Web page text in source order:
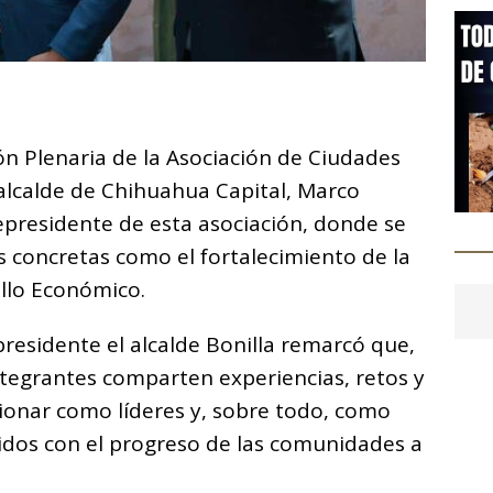
Plenaria de la Asociación de Ciudades
de Chihuahua Capital, Marco
de esta asociación, donde se
concretas como el fortalecimiento de la
Económico.
el alcalde Bonilla remarcó que,
comparten experiencias, retos y
como líderes y, sobre todo, como
con el progreso de las comunidades a